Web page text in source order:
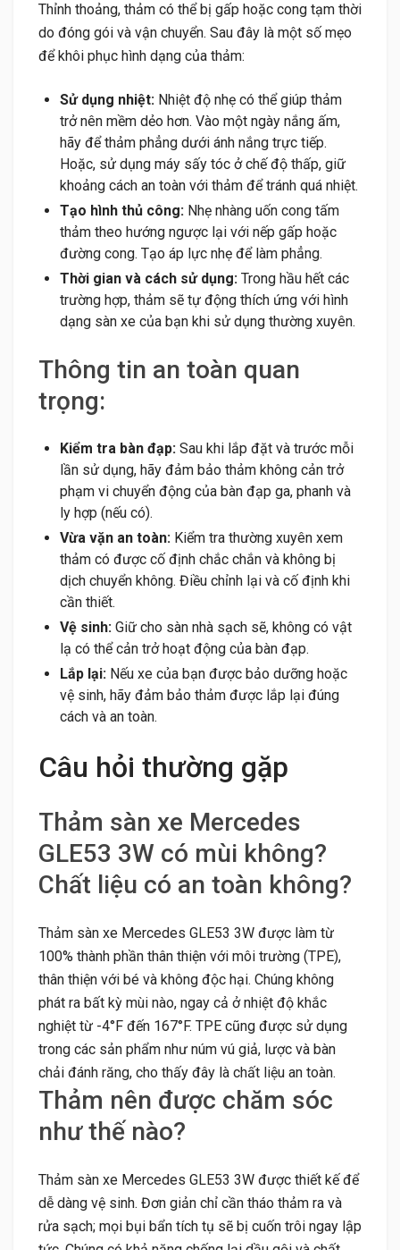
Thỉnh thoảng, thảm có thể bị gấp hoặc cong tạm thời
do đóng gói và vận chuyển. Sau đây là một số mẹo
để khôi phục hình dạng của thảm:
Sử dụng nhiệt: Nhiệt độ nhẹ có thể giúp thảm
trở nên mềm dẻo hơn. Vào một ngày nắng ấm,
hãy để thảm phẳng dưới ánh nắng trực tiếp.
Hoặc, sử dụng máy sấy tóc ở chế độ thấp, giữ
khoảng cách an toàn với thảm để tránh quá nhiệt.
Tạo hình thủ công: Nhẹ nhàng uốn cong tấm
thảm theo hướng ngược lại với nếp gấp hoặc
đường cong. Tạo áp lực nhẹ để làm phẳng.
Thời gian và cách sử dụng: Trong hầu hết các
trường hợp, thảm sẽ tự động thích ứng với hình
dạng sàn xe của bạn khi sử dụng thường xuyên.
Thông tin an toàn quan
trọng:
Kiểm tra bàn đạp: Sau khi lắp đặt và trước mỗi
lần sử dụng, hãy đảm bảo thảm không cản trở
phạm vi chuyển động của bàn đạp ga, phanh và
ly hợp (nếu có).
Vừa vặn an toàn: Kiểm tra thường xuyên xem
thảm có được cố định chắc chắn và không bị
dịch chuyển không. Điều chỉnh lại và cố định khi
cần thiết.
Vệ sinh: Giữ cho sàn nhà sạch sẽ, không có vật
lạ có thể cản trở hoạt động của bàn đạp.
Lắp lại: Nếu xe của bạn được bảo dưỡng hoặc
vệ sinh, hãy đảm bảo thảm được lắp lại đúng
cách và an toàn.
Câu hỏi thường gặp
Thảm sàn xe Mercedes
GLE53 3W có mùi không?
Chất liệu có an toàn không?
Thảm sàn xe Mercedes GLE53 3W được làm từ
100% thành phần thân thiện với môi trường (TPE),
thân thiện với bé và không độc hại. Chúng không
phát ra bất kỳ mùi nào, ngay cả ở nhiệt độ khắc
nghiệt từ -4°F đến 167°F. TPE cũng được sử dụng
trong các sản phẩm như núm vú giả, lược và bàn
chải đánh răng, cho thấy đây là chất liệu an toàn.
Thảm nên được chăm sóc
như thế nào?
Thảm sàn xe Mercedes GLE53 3W được thiết kế để
dễ dàng vệ sinh. Đơn giản chỉ cần tháo thảm ra và
rửa sạch; mọi bụi bẩn tích tụ sẽ bị cuốn trôi ngay lập